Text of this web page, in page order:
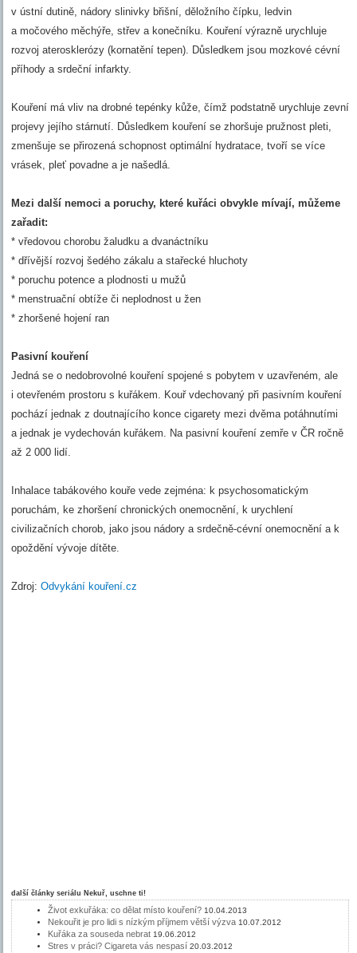
v ústní dutině, nádory slinivky břišní, děložního čípku, ledvin
a močového měchýře, střev a konečníku. Kouření výrazně urychluje
rozvoj aterosklerózy (kornatění tepen). Důsledkem jsou mozkové cévní
příhody a srdeční infarkty.
Kouření má vliv na drobné tepénky kůže, čímž podstatně urychluje zevní
projevy jejího stárnutí. Důsledkem kouření se zhoršuje pružnost pleti,
zmenšuje se přirozená schopnost optimální hydratace, tvoří se více
vrásek, pleť povadne a je našedlá.
Mezi další nemoci a poruchy, které kuřáci obvykle mívají, můžeme
zařadit:
* vředovou chorobu žaludku a dvanáctníku
* dřívější rozvoj šedého zákalu a stařecké hluchoty
* poruchu potence a plodnosti u mužů
* menstruační obtíže či neplodnost u žen
* zhoršené hojení ran
Pasivní kouření
Jedná se o nedobrovolné kouření spojené s pobytem v uzavřeném, ale
i otevřeném prostoru s kuřákem. Kouř vdechovaný při pasivním kouření
pochází jednak z doutnajícího konce cigarety mezi dvěma potáhnutími
a jednak je vydechován kuřákem. Na pasivní kouření zemře v ČR ročně
až 2 000 lidí.
Inhalace tabákového kouře vede zejména: k psychosomatickým
poruchám, ke zhoršení chronických onemocnění, k urychlení
civilizačních chorob, jako jsou nádory a srdečně-cévní onemocnění a k
opoždění vývoje dítěte.
Zdroj:Odvykání kouření.cz
další články seriálu Nekuř, uschne ti!
Život exkuřáka: co dělat místo kouření? 10.04.2013
Nekouřit je pro lidi s nízkým příjmem větší výzva 10.07.2012
Kuřáka za souseda nebrat 19.06.2012
Stres v práci? Cigareta vás nespasí 20.03.2012